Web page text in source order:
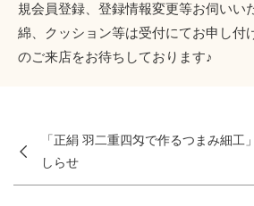
規会員登録、登録情報変更等お伺いい
綿、クッション等は受付にてお申し付
のご来店をお待ちしております♪
「正絹 羽二重四匁で作るつまみ細工
しらせ